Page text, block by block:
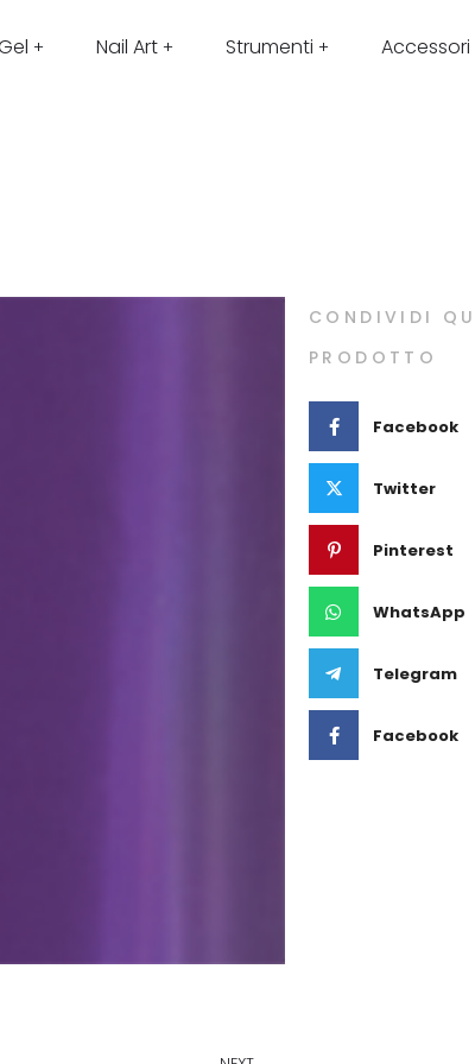
Nail Art Strumenti Accessori
CONDIVIDI
PRODOTTO
Facebook
Twitter
Pinterest
WhatsApp
Telegram
Facebook